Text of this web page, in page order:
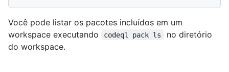
Você pode listar os pacotes incluídos em um
workspace executando
codeql pack ls
no diretório
do workspace.